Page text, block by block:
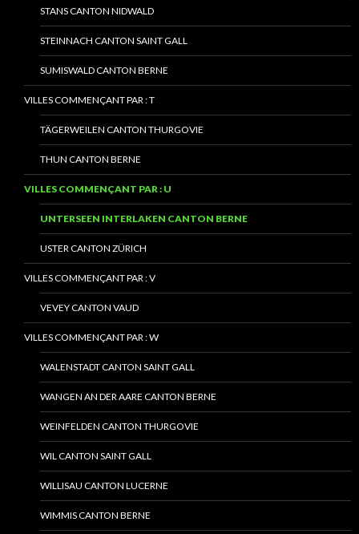
STANS CANTON NIDWALD
STEINNACH CANTON SAINT GALL
SUMISWALD CANTON BERNE
VILLES COMMENÇANT PAR : T
TÄGERWEILEN CANTON THURGOVIE
THUN CANTON BERNE
VILLES COMMENÇANT PAR : U
UNTERSEEN INTERLAKEN CANTON BERNE
USTER CANTON ZÜRICH
VILLES COMMENÇANT PAR : V
VEVEY CANTON VAUD
VILLES COMMENÇANT PAR : W
WALENSTADT CANTON SAINT GALL
WANGEN AN DER AARE CANTON BERNE
WEINFELDEN CANTON THURGOVIE
WIL CANTON SAINT GALL
WILLISAU CANTON LUCERNE
WIMMIS CANTON BERNE